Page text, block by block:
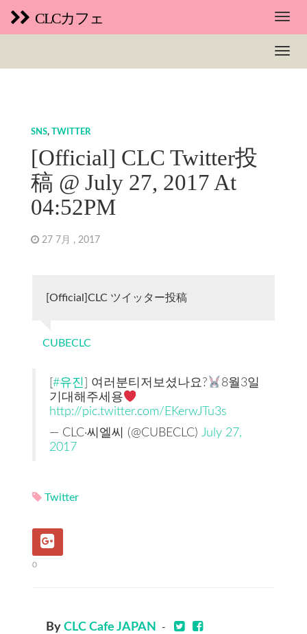
CLCカフェ
SNS, TWITTER
[Official] CLC Twitter投
稿 @ July 27, 2017 At
04:52PM
27 7月 , 2017
[Official]CLC ツイッター投稿
CUBECLC
#유진 ] 여러분티저보셨나요?
8월3일
기대해주세용
http://pic.twitter.com/EKerwJTu3s
— CLC·씨엘씨 (@CUBECLC) July 27,
2017
Twitter
0
By CLC Cafe JAPAN -